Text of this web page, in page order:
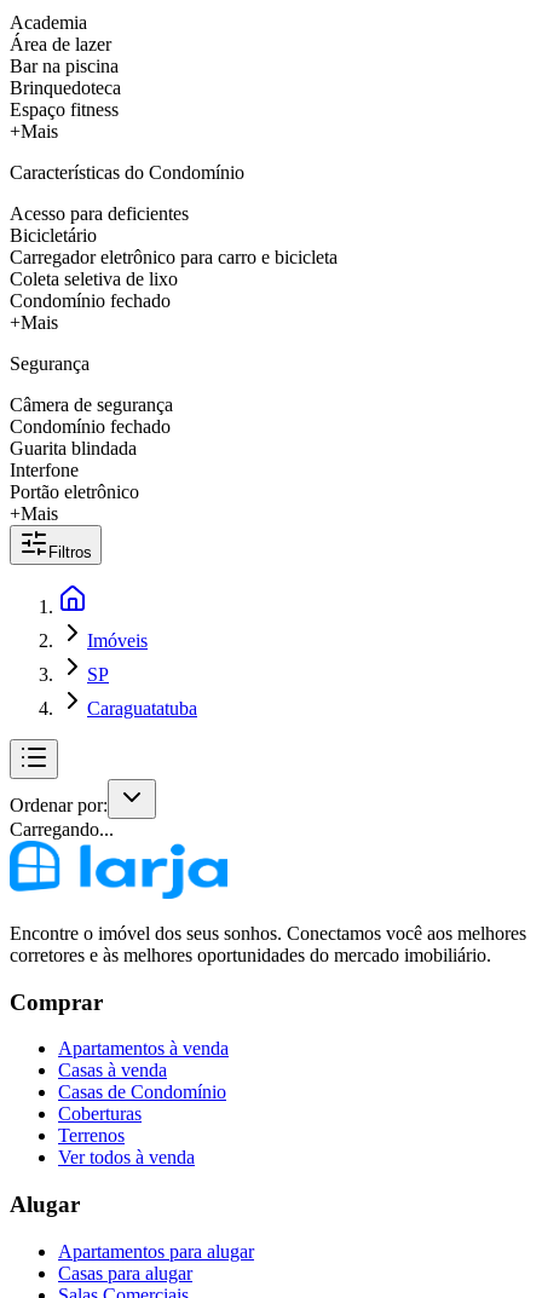
Academia
Área de lazer
Bar na piscina
Brinquedoteca
Espaço fitness
+Mais
Características do Condomínio
Acesso para deficientes
Bicicletário
Carregador eletrônico para carro e bicicleta
Coleta seletiva de lixo
Condomínio fechado
+Mais
Segurança
Câmera de segurança
Condomínio fechado
Guarita blindada
Interfone
Portão eletrônico
+Mais
Filtros
Imóveis
SP
Caraguatatuba
Ordenar por:
Carregando...
Encontre o imóvel dos seus sonhos. Conectamos você aos melhores
corretores e às melhores oportunidades do mercado imobiliário.
Comprar
Apartamentos à venda
Casas à venda
Casas de Condomínio
Coberturas
Terrenos
Ver todos à venda
Alugar
Apartamentos para alugar
Casas para alugar